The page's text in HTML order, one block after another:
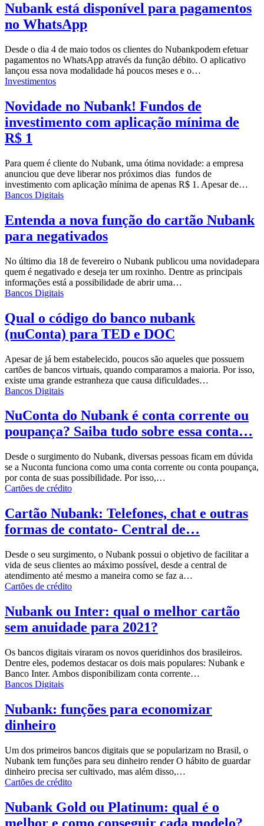
Nubank está disponível para pagamentos
no WhatsApp
Desde o dia 4 de maio todos os clientes do Nubankpodem efetuar
pagamentos no WhatsApp através da função débito. O aplicativo
lançou essa nova modalidade há poucos meses e o…
Investimentos
Novidade no Nubank! Fundos de
investimento com aplicação mínima de
R$ 1
Para quem é cliente do Nubank, uma ótima novidade: a empresa
anunciou que deve liberar nos próximos dias fundos de
investimento com aplicação mínima de apenas R$ 1. Apesar de…
Bancos Digitais
Entenda a nova função do cartão Nubank
para negativados
No último dia 18 de fevereiro o Nubank publicou uma novidadepara
quem é negativado e deseja ter um roxinho. Dentre as principais
informações está a possibilidade de abrir uma…
Bancos Digitais
Qual o código do banco nubank
(nuConta) para TED e DOC
Apesar de já bem estabelecido, poucos são aqueles que possuem
cartões de bancos virtuais, quando comparamos a maioria. Por isso,
existe uma grande estranheza que causa dificuldades…
Bancos Digitais
NuConta do Nubank é conta corrente ou
poupança? Saiba tudo sobre essa conta…
Desde o surgimento do Nubank, diversas pessoas ficam em dúvida
se a Nuconta funciona como uma conta corrente ou conta poupança,
por conta de suas possibilidade. Por isso,…
Cartões de crédito
Cartão Nubank: Telefones, chat e outras
formas de contato- Central de…
Desde o seu surgimento, o Nubank possui o objetivo de facilitar a
vida de seus clientes ao máximo possível, desde a central de
atendimento até mesmo a maneira como se faz a…
Cartões de crédito
Nubank ou Inter: qual o melhor cartão
sem anuidade para 2021?
Os bancos digitais viraram os novos queridinhos dos brasileiros.
Dentre eles, podemos destacar os dois mais populares: Nubank e
Banco Inter. Ambos disponibilizam conta corrente…
Bancos Digitais
Nubank: funções para economizar
dinheiro
Um dos primeiros bancos digitais que se popularizam no Brasil, o
Nubank tem funções para seu dinheiro render O hábito de guardar
dinheiro precisa ser cultivado, mas além disso,…
Cartões de crédito
Nubank Gold ou Platinum: qual é o
melhor e como conseguir cada modelo?